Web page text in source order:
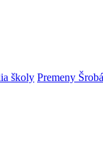
školy Premeny